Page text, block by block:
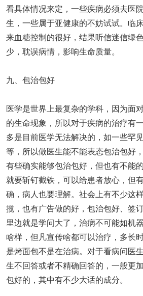
看具体情况来定，一些疾病必须去医
生，一些属于亚健康的不妨试试。临
来血糖控制的很好，结果听信迷信绿
少，耽误病情，影响生命质量。
九、包治包好
医学是世界上最复杂的学科，因为面
的生命现象，所以对于疾病的治疗有
多是目前医学无法解决的，如一些罕
等，所以做医生能不能表态包治包好
有些确实能够包治包好，但也有不能
就要斩钉截铁，可以给患者放心，但
确，病人也要理解。社会上有不少这
揽，也有广告做的好，包治包好、签
里边就是学问大了，治病不可能如机
啥样，但凡宣传啥都可以治疗，多长
是烤面包不是在治病。对于看病问医
生不回答或者不精确回答的，一般更
包好的，其中有不少大话的成分。